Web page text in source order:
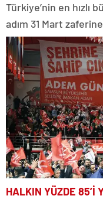
Türkiye’nin en hızlı
adım 31 Mart
HALKIN YÜZDE 85’İ